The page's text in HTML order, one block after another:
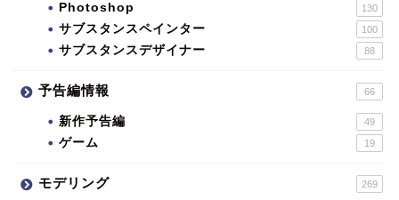
Photoshop 130
サブスタンスペインター 100
サブスタンスデザイナー 88
予告編情報 66
新作予告編 49
ゲーム 19
モデリング 269